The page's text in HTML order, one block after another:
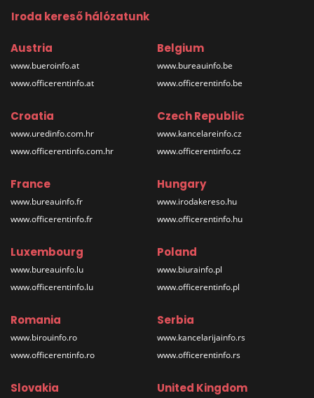
Iroda kereső hálózatunk
Austria
www.bueroinfo.at
www.officerentinfo.at
Belgium
www.bureauinfo.be
www.officerentinfo.be
Croatia
www.uredinfo.com.hr
www.officerentinfo.com.hr
Czech Republic
www.kancelareinfo.cz
www.officerentinfo.cz
France
www.bureauinfo.fr
www.officerentinfo.fr
Hungary
www.irodakereso.hu
www.officerentinfo.hu
Luxembourg
www.bureauinfo.lu
www.officerentinfo.lu
Poland
www.biurainfo.pl
www.officerentinfo.pl
Romania
www.birouinfo.ro
www.officerentinfo.ro
Serbia
www.kancelarijainfo.rs
www.officerentinfo.rs
Slovakia United Kingdom